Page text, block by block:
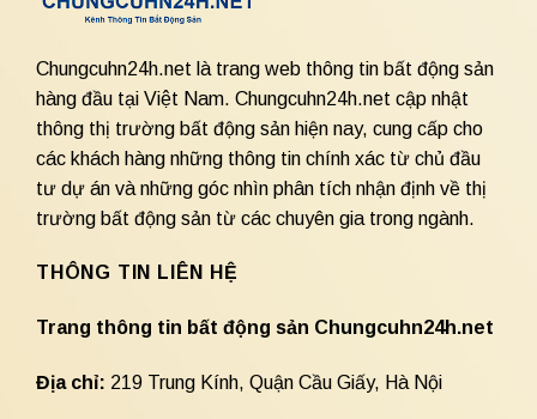
Chungcuhn24h.net là trang web thông tin bất động sản
hàng đầu tại Việt Nam. Chungcuhn24h.net cập nhật
thông thị trường bất động sản hiện nay, cung cấp cho
các khách hàng những thông tin chính xác từ chủ đầu
tư dự án và những góc nhìn phân tích nhận định về thị
trường bất động sản từ các chuyên gia trong ngành.
THÔNG TIN LIÊN HỆ
Trang thông tin bất động sản Chungcuhn24h.net
Địa chỉ: 219 Trung Kính, Quận Cầu Giấy, Hà Nội